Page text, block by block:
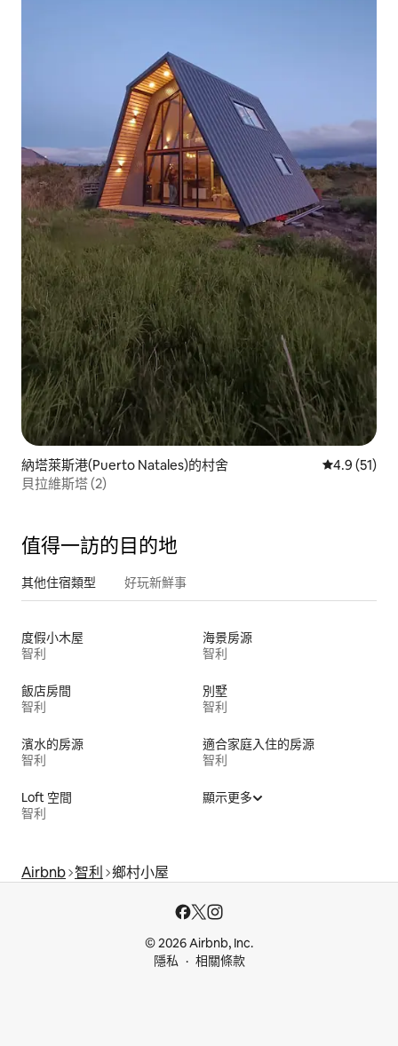
納塔萊斯港(Puerto Natales)的村舍 從 51 則評
4.9 (51)
貝拉維斯塔 (2)
值得一訪的目的地
其他住宿類型 好玩新鮮事
度假小木屋
智利
海景房源
智利
飯店房間
智利
別墅
智利
濱水的房源
智利
適合家庭入住的房源
智利
Loft 空間
智利
顯示更多
Airbnb 智利 鄉村小屋
© 2026 Airbnb, Inc.
隱私
相關條款